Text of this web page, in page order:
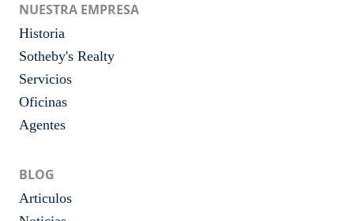
NUESTRA EMPRESA
Historia
Sotheby's Realty
Servicios
Oficinas
Agentes
BLOG
Articulos